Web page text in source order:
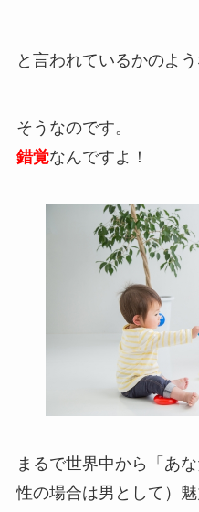
と言われているかのよ
そうなのです。
錯覚なんですよ！
まるで世界中から「あ
性の場合は男として）魅